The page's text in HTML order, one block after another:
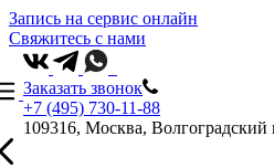
Запись на сервис онлайн
Свяжитесь с нами
Заказать звонок
+7 (495) 730-11-88
109316, Москва, Волгоградский